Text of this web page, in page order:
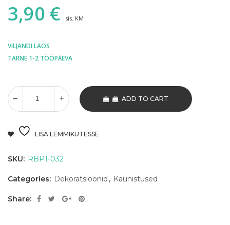
3,90 € sis. KM
VILJANDI LAOS
TARNE 1-2 TÖÖPÄEVA
ADD TO CART
LISA LEMMIKUTESSE
SKU: RBP1-032
Categories: Dekoratsioonid , Kaunistused
Share: